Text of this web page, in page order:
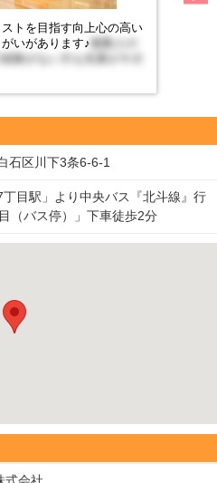
トを目指す向上心の高い
いがあります♪ 複数人の
験がない方も先輩がサポ
石区川下3条6-6-1
目駅」より中央バス『北斗線』行
（バス停）」下車徒歩2分
式会社